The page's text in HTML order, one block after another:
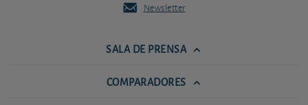
Newsletter
SALA DE PRENSA
COMPARADORES